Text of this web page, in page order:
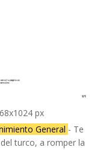
px
General - Te
turco, a romper la